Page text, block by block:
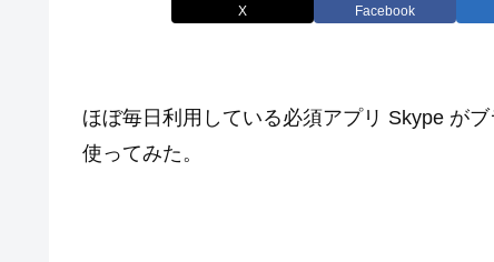
X Facebook
ほぼ毎日利用している必須アプリ Skype が
使ってみた。